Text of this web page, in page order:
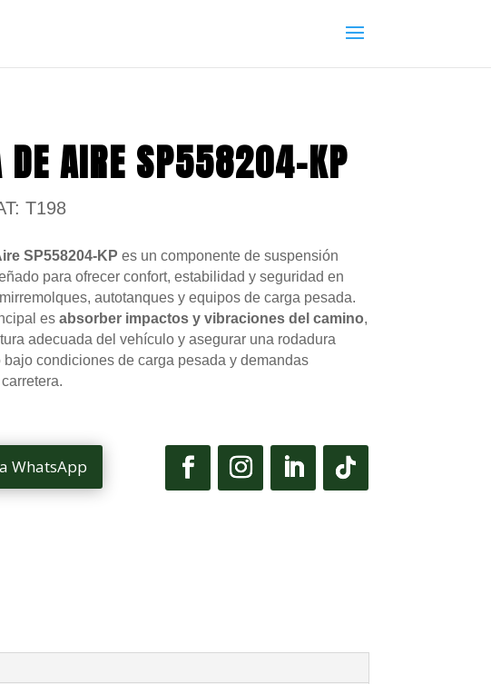
DE AIRE SP558204-KP
T198
SP558204-KP es un componente de suspensión
para ofrecer confort, estabilidad y seguridad en
autotanques y equipos de carga pesada.
es absorber impactos y vibraciones del camino,
adecuada del vehículo y asegurar una rodadura
condiciones de carga pesada y demandas
WhatsApp